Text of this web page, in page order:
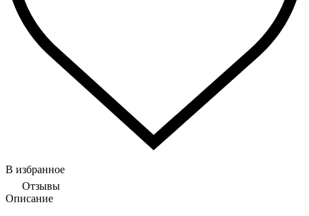
В избранное
Отзывы
Описание